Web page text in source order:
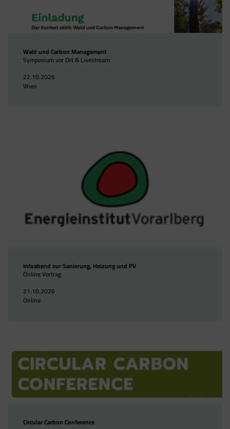
Wald und Carbon Management
Symposium vor Ort & Livestream
22.10.2026
Wien
Infoabend zur Sanierung, Heizung und PV
Online Vortrag
21.10.2026
Online
Circular Carbon Conference